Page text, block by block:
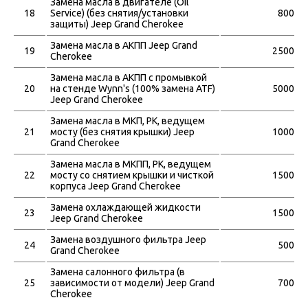
18
Service) (без снятия/установки
защиты) Jeep Grand Cherokee
800
19
Замена масла в АКПП Jeep Grand
Cherokee
2500
20
Замена масла в АКПП с промывкой
на стенде Wynn's (100% замена ATF)
Jeep Grand Cherokee
5000
21
Замена масла в МКП, РК, ведущем
мосту (без снятия крышки) Jeep
Grand Cherokee
1000
22
Замена масла в МКПП, РК, ведущем
мосту со снятием крышки и чисткой
корпуса Jeep Grand Cherokee
1500
23
Замена охлаждающей жидкости
Jeep Grand Cherokee
1500
24
Замена воздушного фильтра Jeep
Grand Cherokee
500
25
Замена салонного фильтра (в
зависимости от модели) Jeep Grand
Cherokee
700